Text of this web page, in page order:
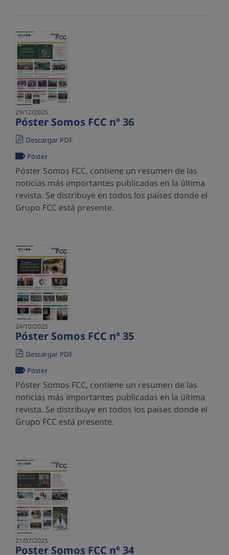
29/12/2025
Póster Somos FCC nº 36
Descargar PDF
Póster
Póster Somos FCC, contiene un resumen de las
noticias más importantes publicadas en la última
revista. Se distribuye en todos los países donde el
Grupo FCC está presente.
24/10/2025
Póster Somos FCC nº 35
Descargar PDF
Póster
Póster Somos FCC, contiene un resumen de las
noticias más importantes publicadas en la última
revista. Se distribuye en todos los países donde el
Grupo FCC está presente.
21/07/2025
Poster Somos FCC nº 34